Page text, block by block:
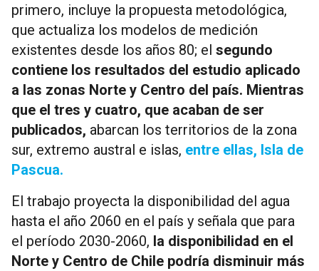
primero, incluye la propuesta metodológica,
que actualiza los modelos de medición
existentes desde los años 80; el segundo
contiene los resultados del estudio aplicado
a las zonas Norte y Centro del país. Mientras
que el tres y cuatro, que acaban de ser
publicados, abarcan los territorios de la zona
sur, extremo austral e islas, entre ellas, Isla de
Pascua.
El trabajo proyecta la disponibilidad del agua
hasta el año 2060 en el país y señala que para
el período 2030-2060, la disponibilidad en el
Norte y Centro de Chile podría disminuir más